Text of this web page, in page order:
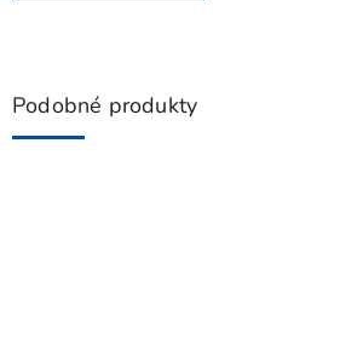
Podobné produkty